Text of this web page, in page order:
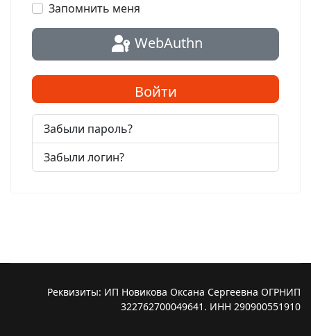
Запомнить меня
WebAuthn
Войти
Забыли пароль?
Забыли логин?
Реквизиты: ИП Новикова Оксана Сергеевна ОГРНИП
322762700049641. ИНН 290900551910